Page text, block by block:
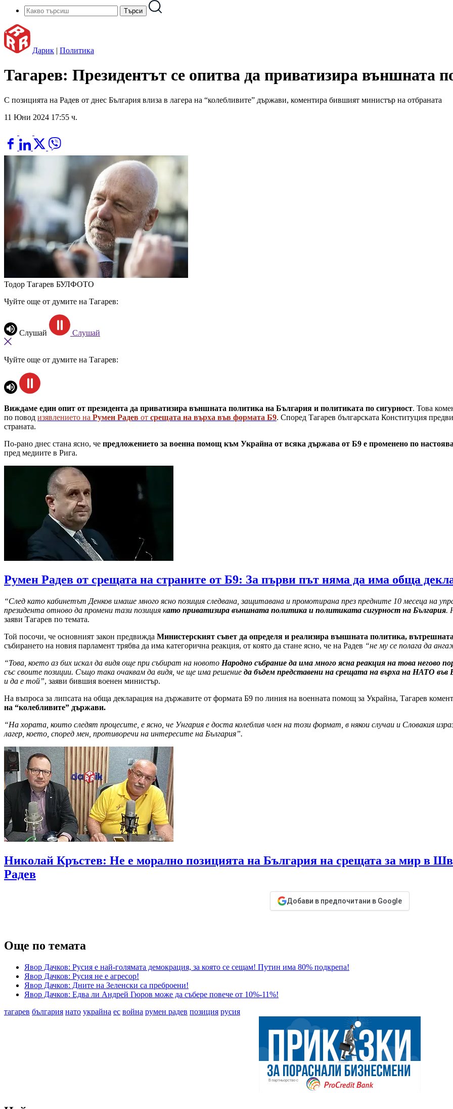
Дарик | Политика
Тагарев: Президентът се опитва да приватизира външната
С позицията на Радев от днес България влиза в лагера на “колебливите” държави, коментира бившият министър на отбраната
11 Юни 2024 17:55 ч.
Тодор Тагарев БУЛФОТО
Чуйте още от думите на Тагарев:
Слушай Слушай
Чуйте още от думите на Тагарев:
Виждаме един опит от президента да приватизира външната политика на България и политиката по сигурност. Това
по повод изявлението на Румен Радев от срещата на върха във формата Б9. Според Тагарев българската Конституция
страната.
По-рано днес стана ясно, че предложението за военна помощ към Украйна от всяка държава от Б9 е променено по
пред медиите в Рига.
Румен Радев от срещата на страните от Б9: За първи път няма да има обща
“След като кабинетът Денков имаше много ясно позиция следвана, защитавана и промотирана през предните 10 месеца на
президента отново да промени тази позиция като приватизира външната политика и политиката сигурност на България.
заяви Тагарев по темата.
Той посочи, че основният закон предвижда Министерският съвет да определя и реализира външната политика,
събирането на новия парламент трябва да има категорична реакция, от която да стане ясно, че на Радев “не му се полага да
“Това, което аз бих искал да видя още при събират на новото Народно събрание да има много ясна реакция на това негово
със своите позиции. Също така очаквам да видя, че ще има решение да бъдем представени на срещата на върха на НАТО
и да е той”, заяви бившия военен министър.
На въпроса за липсата на обща декларация на държавите от формата Б9 по линия на военната помощ за Украйна, Тагарев
на “колебливите” държави.
“На хората, които следят процесите, е ясно, че Унгария е доста колеблив член на този формат, в някои случаи и Словакия
лагер, което, според мен, противоречи на интересите на България”.
Николай Кръстев: Не е морално позицията на България на срещата за мир в
Радев
Добави в предпочитани в Google
Още по темата
Явор Дачков: Русия е най-голямата демокрация, за която се сещам! Путин има 80% подкрепа!
Явор Дачков: Русия не е агресор!
Явор Дачков: Дните на Зеленски са преброени!
Явор Дачков: Едва ли Андрей Гюров може да събере повече от 10%-11%!
тагарев българия нато украйна ес война румен радев позиция русия